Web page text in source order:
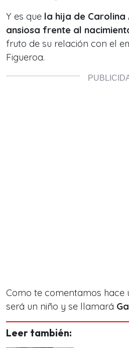
Y es que la hija de Carolina
ansiosa frente al
fruto de su relación con el
Figueroa.
Como te comentamos hace
será un niño y se llamará
Leer también: